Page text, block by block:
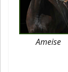
Ameise